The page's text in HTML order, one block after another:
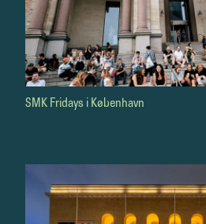
SMK Fridays i København